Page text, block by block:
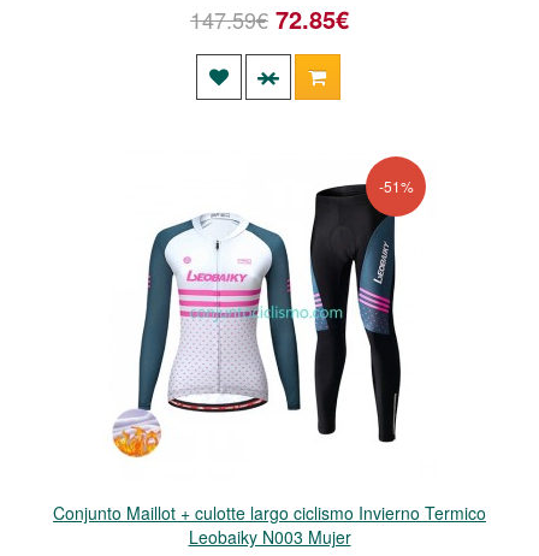
147.59€ 72.85€
-51%
Conjunto Maillot + culotte largo ciclismo Invierno Termico
Leobaiky N003 Mujer